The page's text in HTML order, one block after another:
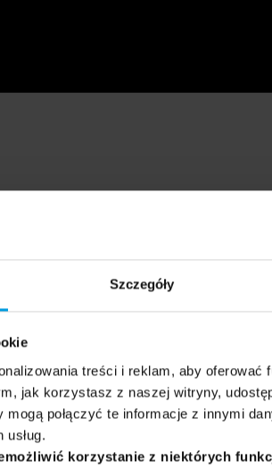
Szczegóły
treści i reklam, aby oferować
jak korzystasz z naszej witryny,
połączyć te informacje z innymi
korzystanie z niektórych